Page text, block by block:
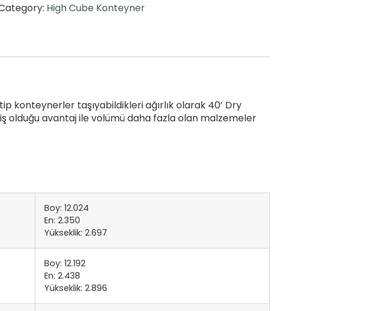
High Cube Konteyner
konteynerler taşıyabildikleri ağırlık olarak 40’ Dry
olduğu avantaj ile volümü daha fazla olan malzemeler
Boy: 12.024
En: 2.350
Yükseklik: 2.697
Boy: 12.192
En: 2.438
Yükseklik: 2.896